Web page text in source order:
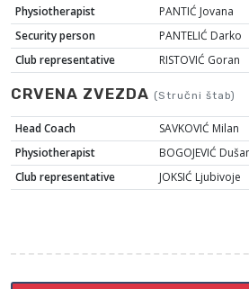
Physiotherapist
PANTIĆ Jovana
Security person
PANTELIĆ Darko
Club representative
RISTOVIĆ Goran
CRVENA ZVEZDA (Stručni štab)
Head Coach
SAVKOVIĆ Milan
Physiotherapist
BOGOJEVIĆ
Club representative
JOKSIĆ Ljubivoje